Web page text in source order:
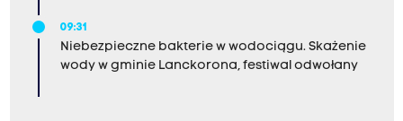
09:31
Niebezpieczne bakterie w wodociągu. Skażenie
wody w gminie Lanckorona, festiwal odwołany